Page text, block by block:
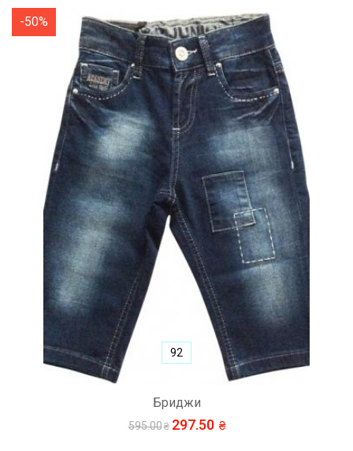
-50%
Бриджи
595.00 297.50
92